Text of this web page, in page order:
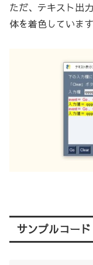
ただ、テキスト出
体を着色しています
サンプルコード